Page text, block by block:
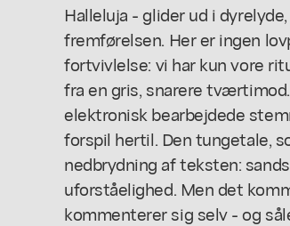
Halleluja - glider ud i
fremførelsen. Her er ingen
fortvivlelse: vi har kun vore
fra en gris, snarere
elektronisk bearbejdede
forspil hertil. Den tungetale,
nedbrydning af teksten:
uforståelighed. Men det
kommenterer sig selv - og